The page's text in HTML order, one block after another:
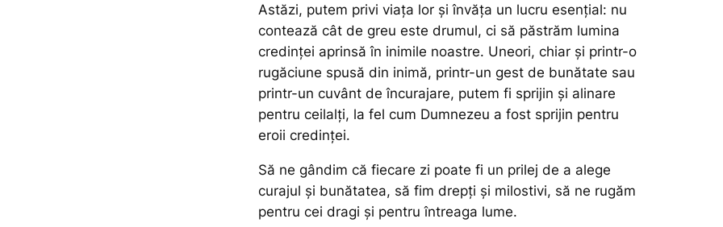
Astăzi, putem privi viața lor și învăța un lucru esențial: nu
contează cât de greu este drumul, ci să păstrăm lumina
credinței aprinsă în inimile noastre. Uneori, chiar și printr-o
rugăciune spusă din inimă, printr-un gest de bunătate sau
printr-un cuvânt de încurajare, putem fi sprijin și alinare
pentru ceilalți, la fel cum Dumnezeu a fost sprijin pentru
eroii credinței.
Să ne gândim că fiecare zi poate fi un prilej de a alege
curajul și bunătatea, să fim drepți și milostivi, să ne rugăm
pentru cei dragi și pentru întreaga lume.